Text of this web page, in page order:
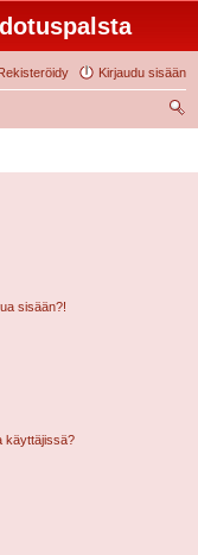
Kirjaudu sisään
sisään?!
käyttäjissä?